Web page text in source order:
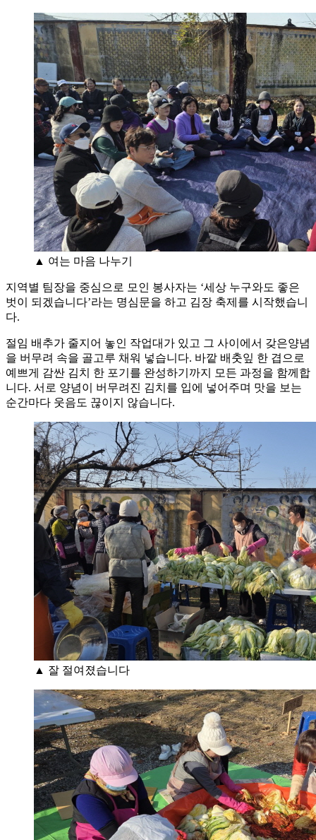
▲ 여는 마음 나누기
지역별 팀장을 중심으로 모인 봉사자는 ‘세상 누구와도 좋은
벗이 되겠습니다’라는 명심문을 하고 김장 축제를 시작했습니
다.
절임 배추가 줄지어 놓인 작업대가 있고 그 사이에서 갖은양념
을 버무려 속을 골고루 채워 넣습니다. 바깥 배춧잎 한 겹으로
예쁘게 감싼 김치 한 포기를 완성하기까지 모든 과정을 함께합
니다. 서로 양념이 버무려진 김치를 입에 넣어주며 맛을 보는
순간마다 웃음도 끊이지 않습니다.
▲ 잘 절여졌습니다